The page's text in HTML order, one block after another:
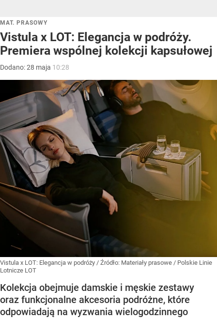
MAT. PRASOWY
Vistula x LOT: Elegancja w podróży.
Premiera wspólnej kolekcji kapsułowej
Dodano:28 maja 10:28
Vistula x LOT: Elegancja w podróży / Źródło: Materiały prasowe / Polskie Linie
Lotnicze LOT
Kolekcja obejmuje damskie i męskie zestawy
oraz funkcjonalne akcesoria podróżne, które
odpowiadają na wyzwania wielogodzinnego